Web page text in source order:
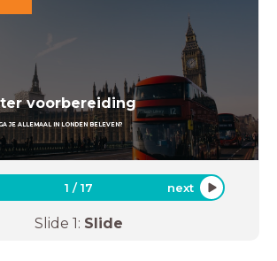
voorbereiding
JE ALLEMAAL IN LONDEN BELEVEN?
1 /17 next
Slide 1: Slide